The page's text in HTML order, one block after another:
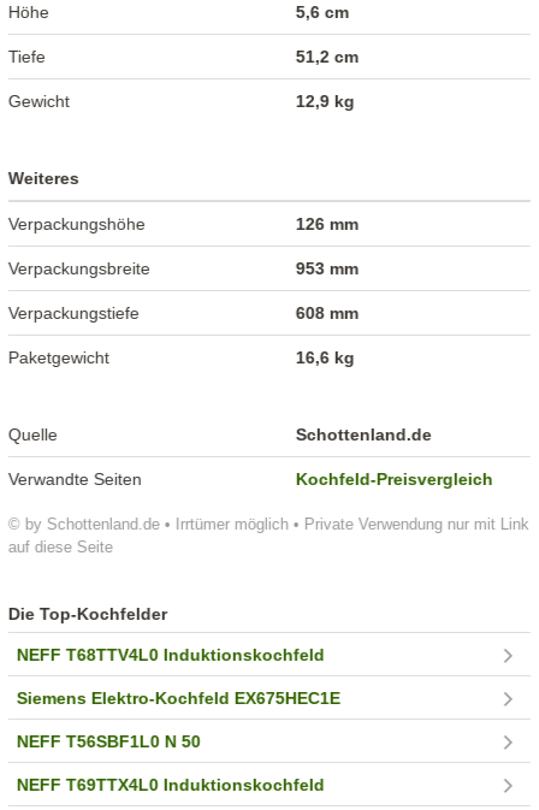
© by Schottenland.de • Irrtümer möglich • Private Verwendung nur mit Link
auf diese Seite
Höhe 5,6 cm
Tiefe 51,2 cm
Gewicht 12,9 kg
Weiteres
Verpackungshöhe 126 mm
Verpackungsbreite 953 mm
Verpackungstiefe 608 mm
Paketgewicht 16,6 kg
Quelle Schottenland.de
Verwandte Seiten Kochfeld-Preisvergleich
Die Top-Kochfelder
NEFF T68TTV4L0 Induktionskochfeld
Siemens Elektro-Kochfeld EX675HEC1E
NEFF T56SBF1L0 N 50
NEFF T69TTX4L0 Induktionskochfeld